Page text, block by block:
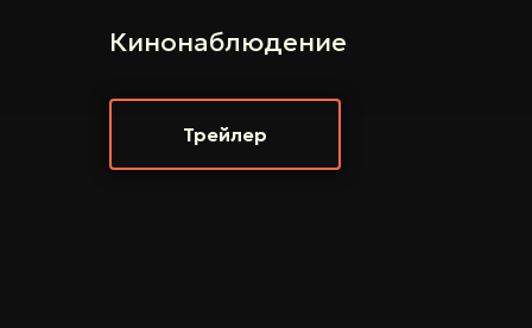
Кинонаблюдение
Трейлер